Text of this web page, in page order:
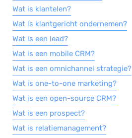
Wat is klantelen?
Wat is klantgericht ondernemen?
Wat is een lead?
Wat is een mobile CRM?
Wat is een omnichannel strategie?
Wat is one-to-one marketing?
Wat is een open-source CRM?
Wat is een prospect?
Wat is relatiemanagement?